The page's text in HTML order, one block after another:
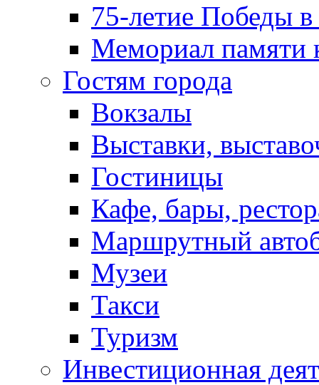
75-летие Победы
Мемориал памяти
Гостям города
Вокзалы
Выставки,
Гостиницы
Кафе, бары,
Маршрутный
Музеи
Такси
Туризм
Инвестиционная